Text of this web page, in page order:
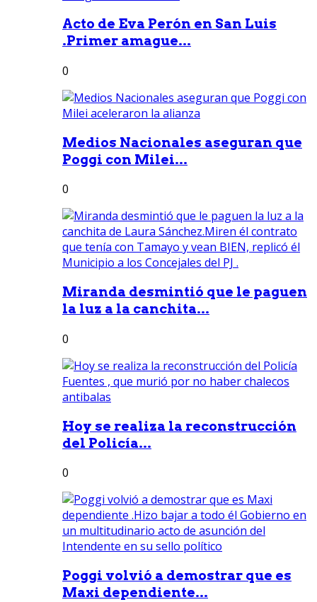
Acto de Eva Perón en San Luis
.Primer amague...
0
Medios Nacionales aseguran que
Poggi con Milei...
0
Miranda desmintió que le paguen
la luz a la canchita...
0
Hoy se realiza la reconstrucción
del Policía...
0
Poggi volvió a demostrar que es
Maxi dependiente...